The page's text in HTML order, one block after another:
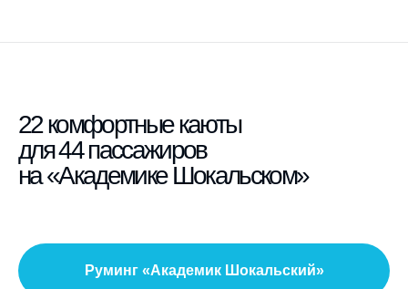
22 комфортные каюты
для 44 пассажиров
на «Академике Шокальском»
Руминг «Академик Шокальский»